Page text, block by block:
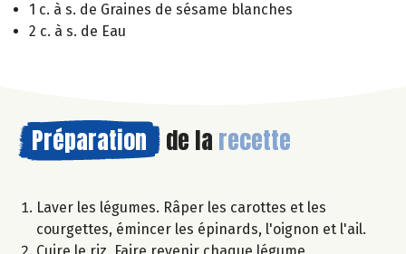
1 c. à s. de Graines de sésame blanches
2 c. à s. de Eau
Préparation de la recette
Laver les légumes. Râper les carottes et les
courgettes, émincer les épinards, l'oignon et l'ail.